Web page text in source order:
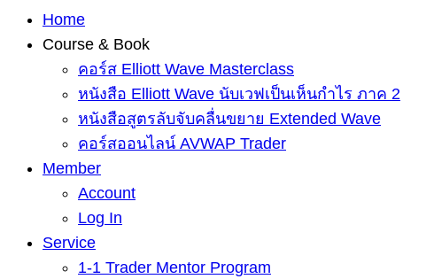
Home
Course & Book
คอร์ส Elliott Wave Masterclass
หนังสือ Elliott Wave นับเวฟเป็นเห็นกำไร ภาค 2
หนังสือสูตรลับจับคลื่นขยาย Extended Wave
คอร์สออนไลน์ AVWAP Trader
Member
Account
Log In
Service
1-1 Trader Mentor Program